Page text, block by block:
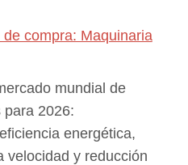
compra: Maquinaria
mundial de
para 2026:
energética,
velocidad y reducción